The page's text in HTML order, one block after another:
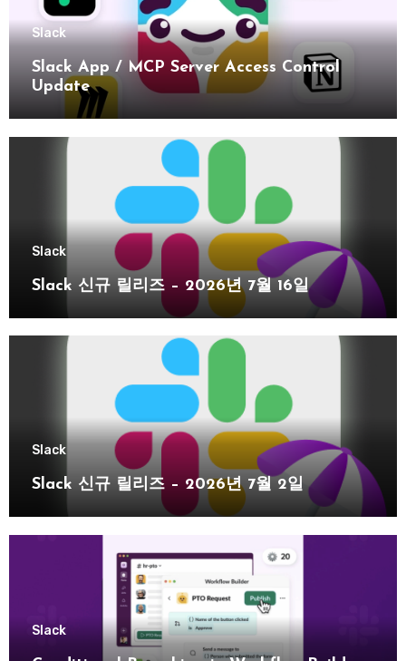
Slack
Slack App / MCP Server Access Control
Update
Slack
Slack 신규 릴리즈 – 2026년 7월 16일
Slack
Slack 신규 릴리즈 – 2026년 7월 2일
Slack